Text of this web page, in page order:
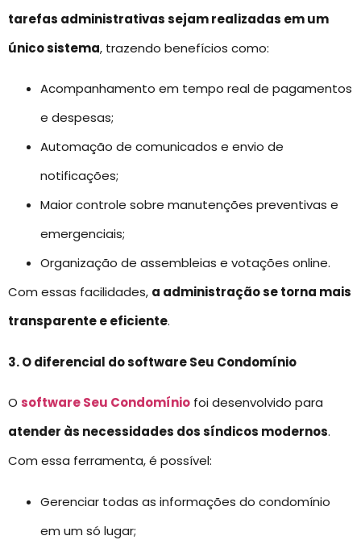
tarefas administrativas sejam realizadas em um
único sistema, trazendo benefícios como:
Acompanhamento em tempo real de pagamentos
e despesas;
Automação de comunicados e envio de
notificações;
Maior controle sobre manutenções preventivas e
emergenciais;
Organização de assembleias e votações online.
Com essas facilidades, a administração se torna mais
transparente e eficiente.
3. O diferencial do software Seu Condomínio
O software Seu Condomínio foi desenvolvido para
atender às necessidades dos síndicos modernos.
Com essa ferramenta, é possível:
Gerenciar todas as informações do condomínio
em um só lugar;